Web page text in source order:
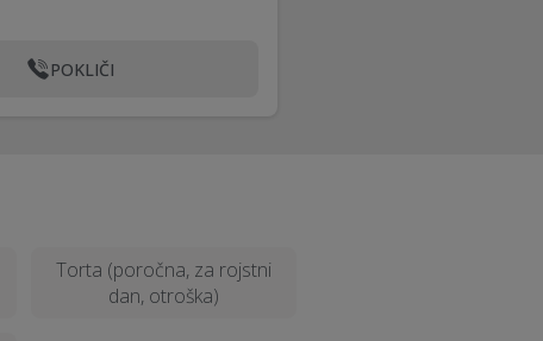
POKLIČI
Torta (poročna, za rojstni
dan, otroška)